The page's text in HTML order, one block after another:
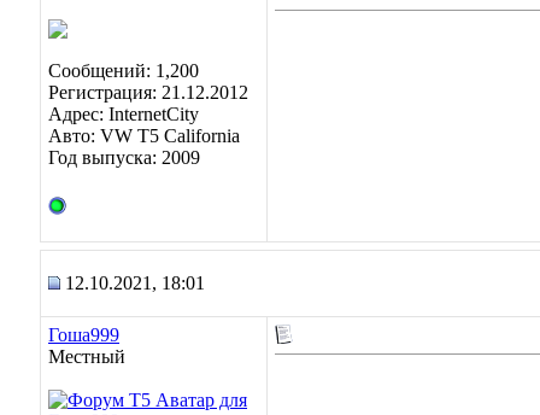
Сообщений: 1,200
Регистрация: 21.12.2012
Адрес: InternetCity
Авто: VW T5 California
Год выпуска: 2009
12.10.2021, 18:01
Гоша999
Местный